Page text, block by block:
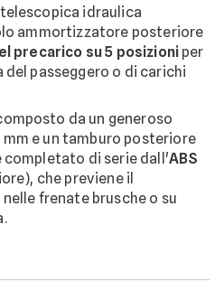
idraulica
ammortizzatore posteriore
precarico su 5 posizioni per
passeggero o di carichi
da un generoso
e un tamburo posteriore
completato di serie dall'ABS
che previene il
frenate brusche o su